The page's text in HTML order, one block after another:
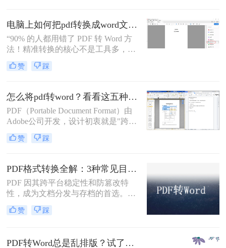
电脑上如何把pdf转换成word文档？这3个高效精准的方法，让你办公效能翻倍！
“90% 的人都用错了 PDF 转 Word 方
法！精准转换的核心不是工具多，而
是选对适配场景”职场中，“PDF 转
Word” 是高频刚需 —— 项目报告需提
论文需调整格式，稍有不慎就会出现
排版错乱、文字丢失、表格变形等问
题。
赞 踩
怎么将pdf转word？看看这五种转换方法！
PDF（Portable Document Format）由
Adobe公司开发，设计初衷就是"跨设
备一致性呈现"——无论在什么设备
上打开，排版都完全一样。这个优点
用固定坐标记录每个文字、图形的精
确位置，而Word是流式排版，内容从
上到下流动、自动换行。
赞 踩
PDF格式转换全解：3种常见目标格式及对应操作方法！
PDF 因其跨平台稳定性和防篡改特
性，成为文档分发与存档的首选。但
当需要编辑内容、调整格式或提取文
本时，将其转换为可编辑的 Word 文
流转换途径。
赞 踩
PDF转Word总是乱排版？试了好几个办法，这几个真的能用！